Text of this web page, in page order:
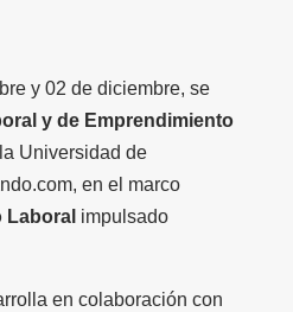
y 02 de diciembre, se
y de Emprendimiento
Universidad de
en el marco
Laboral impulsado
en colaboración con